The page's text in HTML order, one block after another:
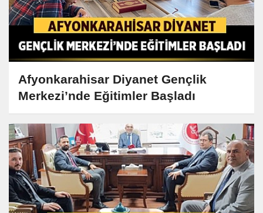
Afyonkarahisar Diyanet Gençlik
Merkezi’nde Eğitimler Başladı